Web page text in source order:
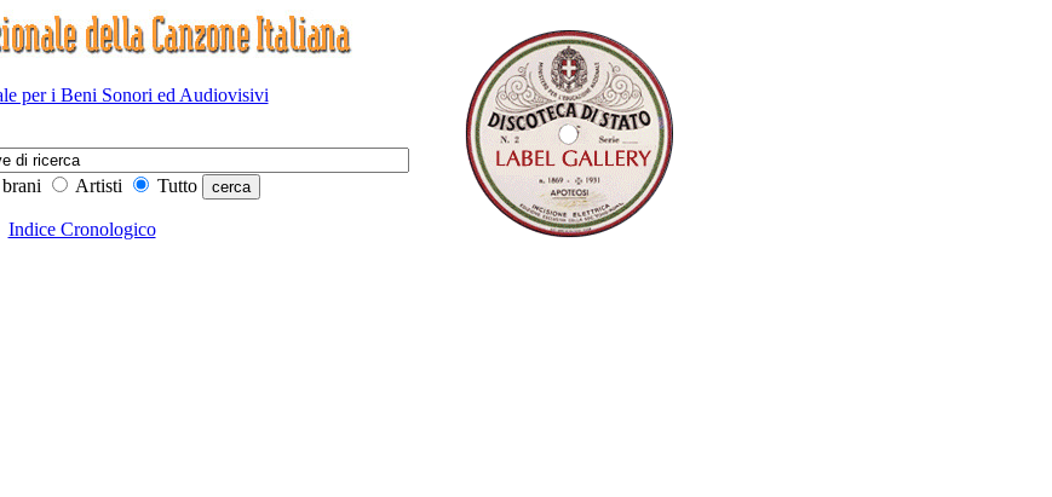
per i Beni Sonori ed Audiovisivi
Artisti Tutto
Indice Cronologico